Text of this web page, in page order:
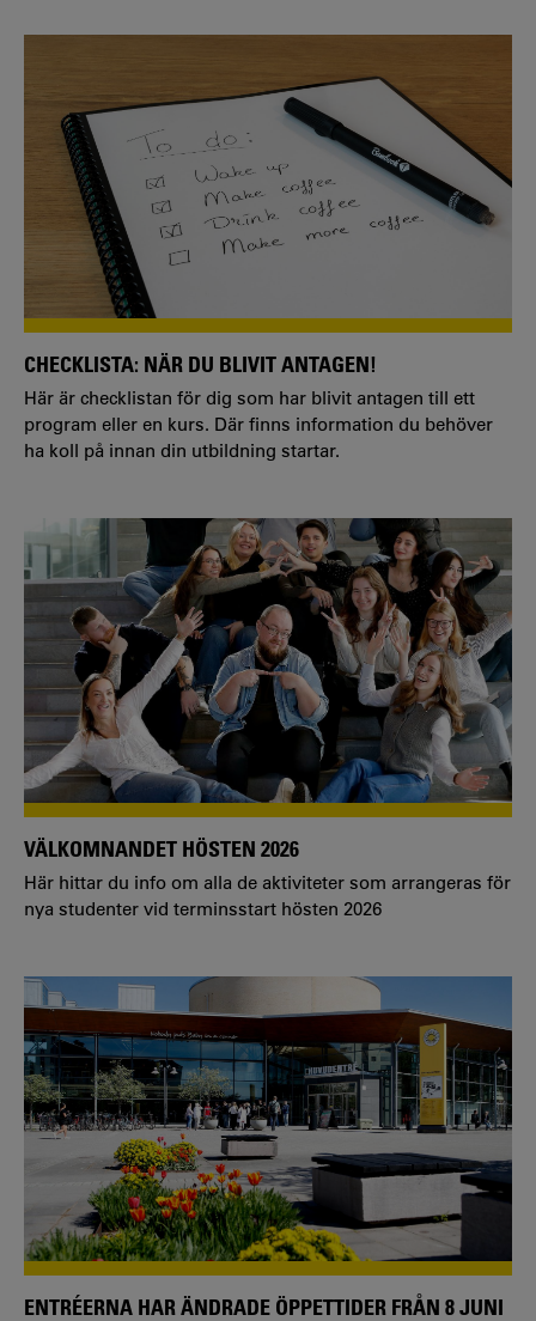
CHECKLISTA: NÄR DU BLIVIT ANTAGEN!
Här är checklistan för dig som har blivit antagen till ett
program eller en kurs. Där finns information du behöver
ha koll på innan din utbildning startar.
VÄLKOMNANDET HÖSTEN 2026
Här hittar du info om alla de aktiviteter som arrangeras för
nya studenter vid terminsstart hösten 2026
ENTRÉERNA HAR ÄNDRADE ÖPPETTIDER FRÅN 8 JUNI